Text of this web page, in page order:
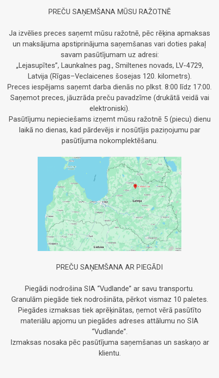
PREČU SAŅEMŠANA MŪSU RAŽOTNĒ
Ja izvēlies preces saņemt mūsu ražotnē, pēc rēķina apmaksas
un maksājuma apstiprinājuma saņemšanas vari doties pakaļ
savam pasūtījumam uz adresi:
„Lejasupītes”, Launkalnes pag., Smiltenes novads, LV-4729,
Latvija (Rīgas–Veclaicenes šosejas 120. kilometrs).
Preces iespējams saņemt darba dienās no plkst. 8:00 līdz 17:00.
Saņemot preces, jāuzrāda preču pavadzīme (drukātā veidā vai
elektroniski).
Pasūtījumu nepieciešams izņemt mūsu ražotnē 5 (piecu) dienu
laikā no dienas, kad pārdevējs ir nosūtījis paziņojumu par
pasūtījuma nokomplektēšanu.
PREČU SAŅEMŠANA AR PIEGĀDI
Piegādi nodrošina SIA “Vudlande” ar savu transportu.
Granulām piegāde tiek nodrošināta, pērkot vismaz 10 paletes.
Piegādes izmaksas tiek aprēķinātas, ņemot vērā pasūtīto
materiālu apjomu un piegādes adreses attālumu no SIA
“Vudlande”.
Izmaksas nosaka pēc pasūtījuma saņemšanas un saskaņo ar
klientu.